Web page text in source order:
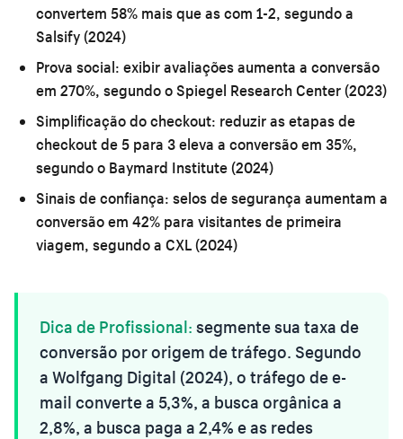
convertem 58% mais que as com 1-2, segundo a
Salsify (2024)
Prova social: exibir avaliações aumenta a conversão
em 270%, segundo o Spiegel Research Center (2023)
Simplificação do checkout: reduzir as etapas de
checkout de 5 para 3 eleva a conversão em 35%,
segundo o Baymard Institute (2024)
Sinais de confiança: selos de segurança aumentam a
conversão em 42% para visitantes de primeira
viagem, segundo a CXL (2024)
Dica de Profissional: segmente sua taxa de
conversão por origem de tráfego. Segundo
a Wolfgang Digital (2024), o tráfego de e-
mail converte a 5,3%, a busca orgânica a
2,8%, a busca paga a 2,4% e as redes